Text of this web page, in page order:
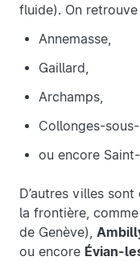
fluide). On retrouve
Annemasse,
Gaillard,
Archamps,
Collonges-
ou encore
D’autres villes
la frontière, comme
de Genève),
ou encore Évian-